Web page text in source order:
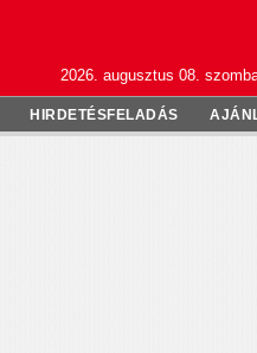
2026. augusztus 08.
HIRDETÉSFELADÁS